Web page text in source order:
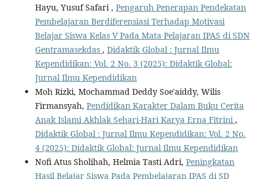
Hayu, Yusuf Safari , Pengaruh Penerapan Pendekatan
Pembelajaran Berdiferensiasi Terhadap Motivasi
Belajar Siswa Kelas V Pada Mata Pelajaran IPAS di SDN
Gentramasekdas , Didaktik Global : Jurnal Ilmu
Kependidikan: Vol. 2 No. 3 (2025): Didaktik Global:
Jurnal Ilmu Kependidikan
Moh Rizki, Mochammad Deddy Soe'aiddy, Wilis
Firmansyah, Pendidikan Karakter Dalam Buku Cerita
Anak Islami Akhlak Sehari-Hari Karya Erna Fitrini ,
Didaktik Global : Jurnal Ilmu Kependidikan: Vol. 2 No.
4 (2025): Didaktik Global: Jurnal Ilmu Kependidikan
Nofi Atus Sholihah, Helmia Tasti Adri, Peningkatan
Hasil Belajar Siswa Pada Pembelajaran IPAS di SD